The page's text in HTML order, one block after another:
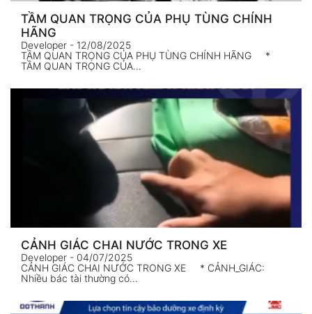
TẦM QUAN TRỌNG CỦA PHỤ TÙNG CHÍNH
HÃNG
Developer - 12/08/2025
TẦM QUAN TRỌNG CỦA PHỤ TÙNG CHÍNH HÃNG *
TẦM QUAN TRỌNG CỦA…
CẢNH GIÁC CHAI NƯỚC TRONG XE
Developer - 04/07/2025
CẢNH GIÁC CHAI NƯỚC TRONG XE * CẢNH_GIÁC:
Nhiều bác tài thường có…